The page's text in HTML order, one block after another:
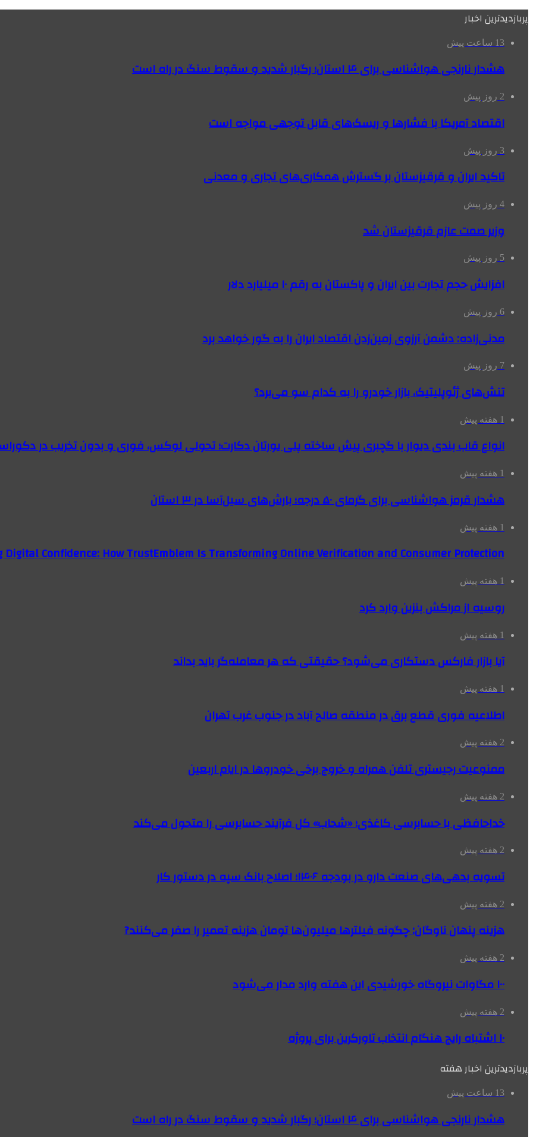
پربازدیدترین اخبار
13 ساعت پیش
هشدار نارنجی هواشناسی برای ۴ استان؛ رگبار شدید و سقوط سنگ در راه است
2 روز پیش
اقتصاد آمریکا با فشارها و ریسک‌های قابل توجهی مواجه است
3 روز پیش
تاکید ایران و قرقیزستان بر گسترش همکاری‌های تجاری و معدنی
4 روز پیش
وزیر صمت عازم قرقیزستان شد
5 روز پیش
افزایش حجم تجارت بین ایران و پاکستان به رقم ۱۰ میلیارد دلار
6 روز پیش
مدنی‌زاده: دشمن آرزوی زمین‌زدن اقتصاد ایران را به گور خواهد برد
7 روز پیش
تنش‌های ژئوپلیتیک، بازار خودرو را به کدام سو می‌برد؟
1 هفته پیش
انواع قاب بندی دیوار با گچبری پیش ساخته پلی یورتان دکارت؛ تحولی لوکس، فوری و بدون تخریب در
1 هفته پیش
هشدار قرمز هواشناسی برای گرمای ۵۰ درجه؛ بارش‌های سیل‌آسا در ۳ استان
1 هفته پیش
Confidence: How TrustEmblem Is Transforming Online Verification and Consumer Protection
1 هفته پیش
روسیه از مراکش بنزین وارد کرد
1 هفته پیش
آیا بازار فارکس دستکاری می‌شود؟ حقیقتی که هر معامله‌گر باید بداند
1 هفته پیش
اطلاعیه فوری قطع برق در منطقه صالح آباد در جنوب غرب تهران
2 هفته پیش
ممنوعیت رجیستری تلفن همراه و خروج برخی خودروها در ایام اربعین
2 هفته پیش
خداحافظی با حسابرسی کاغذی؛ «شحاب» کل فرآیند حسابرسی را متحول می‌کند
2 هفته پیش
تسویه بدهی‌های صنعت دارو در بودجه ۱۴۰۶؛ اصلاح بانک سپه در دستور کار
2 هفته پیش
هزینه پنهان ناوگان: چگونه فیلترها میلیون‌ها تومان هزینه تعمیر را صفر می‌کنند?
2 هفته پیش
۱۰۰ مگاوات نیروگاه‌ خورشیدی این هفته وارد مدار می‌شود
2 هفته پیش
۱۰ اشتباه رایج هنگام انتخاب تاورکرین برای پروژه
پربازدیدترین اخبار هفته
13 ساعت پیش
هشدار نارنجی هواشناسی برای ۴ استان؛ رگبار شدید و سقوط سنگ در راه است